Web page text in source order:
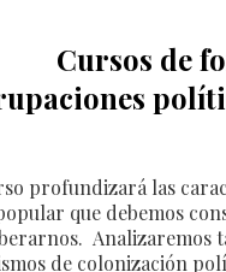
Cursos de
profundizará las
que debemos
Analizaremos
de colonización